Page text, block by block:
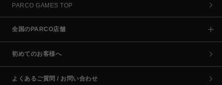
PARCO GAMES TOP
全国のPARCO店舗
初めてのお客様へ
よくあるご質問 / お問い合わせ